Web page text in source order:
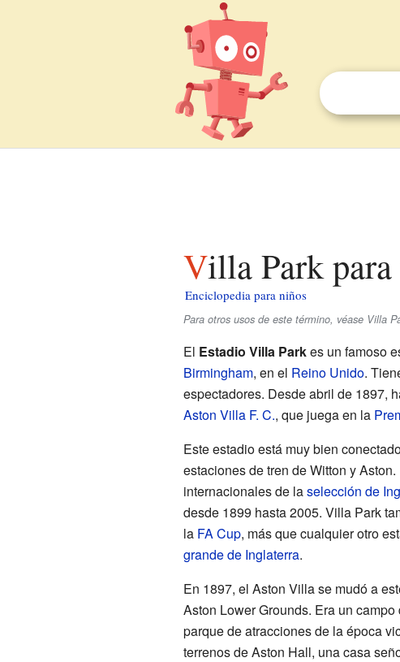
Villa Park
Enciclopedia para niños
Para otros usos de este término, véase Villa
El Estadio Villa Parkes un famoso
Birmingham, en el Reino Unido.
espectadores. Desde abril de 1897,
Aston Villa F. C., que juega en la
Este estadio está muy bien
estaciones de tren de Witton y
internacionales de laselección de
desde 1899 hasta 2005. Villa Park
la FA Cup, más que cualquier otro
grande de Inglaterra.
En 1897, el Aston Villa se mudó a
Aston Lower Grounds. Era un
parque de atracciones de la época
terrenos de Aston Hall, una casa